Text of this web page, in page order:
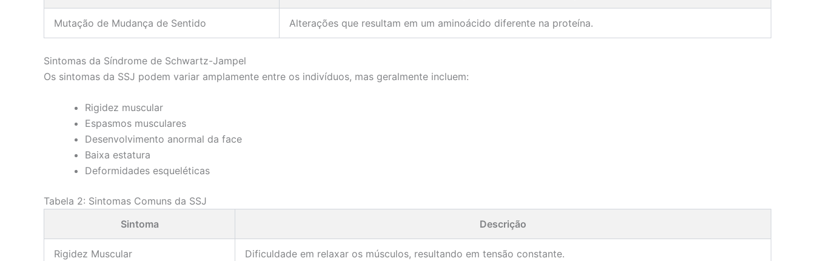
Mutação de Mudança de Sentido Alterações que resultam em um aminoácido diferente na proteína.
Sintomas da Síndrome de Schwartz-Jampel
Os sintomas da SSJ podem variar amplamente entre os indivíduos, mas geralmente incluem:
Rigidez muscular
Espasmos musculares
Desenvolvimento anormal da face
Baixa estatura
Deformidades esqueléticas
Tabela 2: Sintomas Comuns da SSJ
Sintoma
Descrição
Rigidez Muscular Dificuldade em relaxar os músculos, resultando em tensão constante.